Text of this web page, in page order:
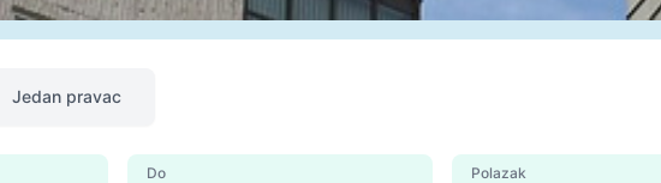
Jedan pravac
Do Polazak